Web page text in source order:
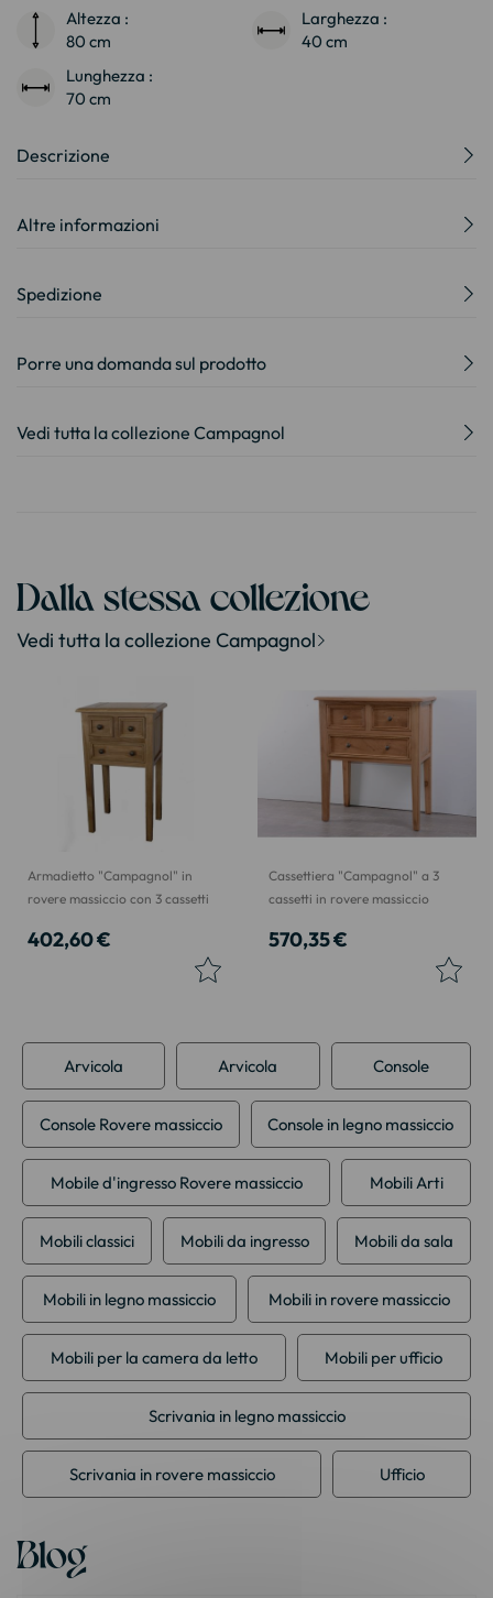
Altezza :
80 cm
Larghezza :
40 cm
Lunghezza :
70 cm
Descrizione
Altre informazioni
Spedizione
Porre una domanda sul prodotto
Vedi tutta la collezione Campagnol
Dalla stessa collezione
Vedi tutta la collezione Campagnol
Armadietto "Campagnol" in
rovere massiccio con 3 cassetti
402,60 €
Cassettiera "Campagnol" a 3
cassetti in rovere massiccio
570,35 €
Arvicola Arvicola Console
Console Rovere massiccio Console in legno massiccio
Mobile d'ingresso Rovere massiccio Mobili Arti
Mobili classici Mobili da ingresso Mobili da sala
Mobili in legno massiccio Mobili in rovere massiccio
Mobili per la camera da letto Mobili per ufficio
Scrivania in legno massiccio
Scrivania in rovere massiccio Ufficio
Blog